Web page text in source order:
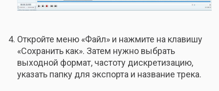
Откройте меню «Файл» и нажмите на клавишу
«Сохранить как». Затем нужно выбрать
выходной формат, частоту дискретизацию,
указать папку для экспорта и название трека.